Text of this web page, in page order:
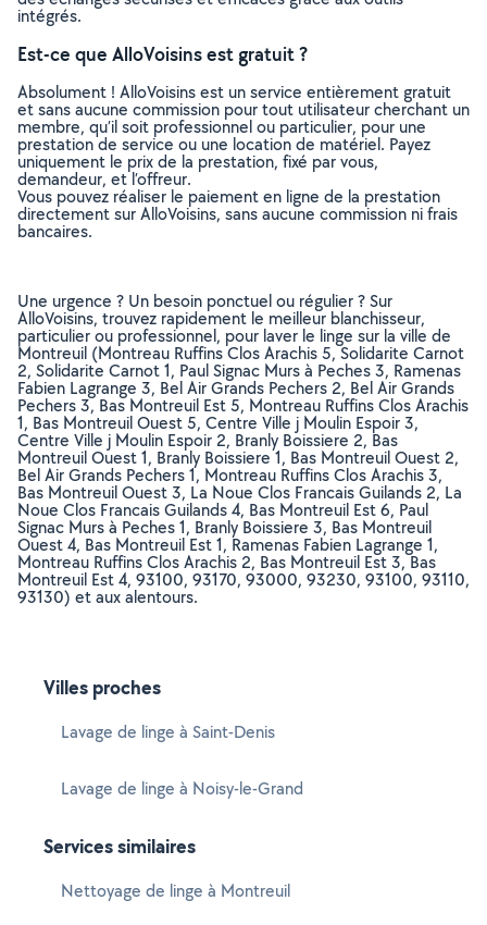
intégrés.
Est-ce que AlloVoisins est gratuit ?
Absolument ! AlloVoisins est un service entièrement gratuit
et sans aucune commission pour tout utilisateur cherchant un
membre, qu’il soit professionnel ou particulier, pour une
prestation de service ou une location de matériel. Payez
uniquement le prix de la prestation, fixé par vous,
demandeur, et l’offreur.
Vous pouvez réaliser le paiement en ligne de la prestation
directement sur AlloVoisins, sans aucune commission ni frais
bancaires.
Une urgence ? Un besoin ponctuel ou régulier ? Sur
AlloVoisins, trouvez rapidement le meilleur blanchisseur,
particulier ou professionnel, pour laver le linge sur la ville de
Montreuil (Montreau Ruffins Clos Arachis 5, Solidarite Carnot
2, Solidarite Carnot 1, Paul Signac Murs à Peches 3, Ramenas
Fabien Lagrange 3, Bel Air Grands Pechers 2, Bel Air Grands
Pechers 3, Bas Montreuil Est 5, Montreau Ruffins Clos Arachis
1, Bas Montreuil Ouest 5, Centre Ville j Moulin Espoir 3,
Centre Ville j Moulin Espoir 2, Branly Boissiere 2, Bas
Montreuil Ouest 1, Branly Boissiere 1, Bas Montreuil Ouest 2,
Bel Air Grands Pechers 1, Montreau Ruffins Clos Arachis 3,
Bas Montreuil Ouest 3, La Noue Clos Francais Guilands 2, La
Noue Clos Francais Guilands 4, Bas Montreuil Est 6, Paul
Signac Murs à Peches 1, Branly Boissiere 3, Bas Montreuil
Ouest 4, Bas Montreuil Est 1, Ramenas Fabien Lagrange 1,
Montreau Ruffins Clos Arachis 2, Bas Montreuil Est 3, Bas
Montreuil Est 4, 93100, 93170, 93000, 93230, 93100, 93110,
93130) et aux alentours.
Villes proches
Lavage de linge à Saint-Denis
Lavage de linge à Noisy-le-Grand
Services similaires
Nettoyage de linge à Montreuil